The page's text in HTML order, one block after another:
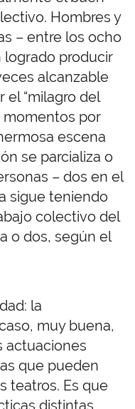
Hombres y
– entre los ocho
logrado producir
alcanzable
el “milagro del
momentos por
escena
se parcializa o
– dos en el
sigue teniendo
colectivo del
o dos, según el
la
muy buena,
actuaciones
que pueden
teatros. Es que
distintas.